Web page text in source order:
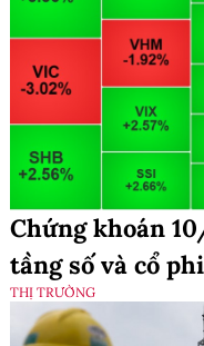
Chứng khoán
tầng số và cổ
THỊ TRƯỜNG